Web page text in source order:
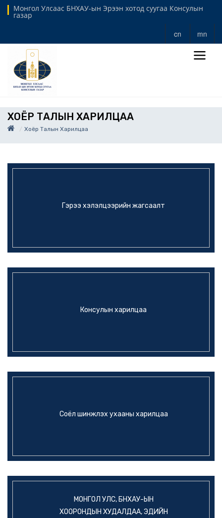
Монгол Улсаас БНХАУ-ын Эрээн хотод суугаа Консулын
газар
cn mn
ХОЁР ТАЛЫН ХАРИЛЦАА
Хоёр Талын Харилцаа
Гэрээ хэлэлцээрийн жагсаалт
Консулын харилцаа
Соёл шинжлэх ухааны харилцаа
МОНГОЛ УЛС, БНХАУ-ЫН
ХООРОНДЫН ХУДАЛДАА, ЭДИЙН